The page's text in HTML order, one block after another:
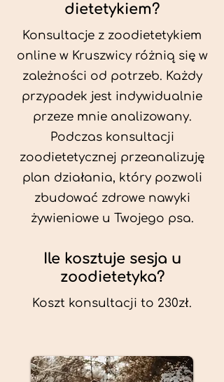
dietetykiem?
Konsultacje z zoodietetykiem
online w Kruszwicy różnią się w
zależności od potrzeb. Każdy
przypadek jest indywidualnie
przeze mnie analizowany.
Podczas konsultacji
zoodietetycznej przeanalizuję
plan działania, który pozwoli
zbudować zdrowe nawyki
żywieniowe u Twojego psa.
Ile kosztuje sesja u
zoodietetyka?
Koszt konsultacji to 230zł.